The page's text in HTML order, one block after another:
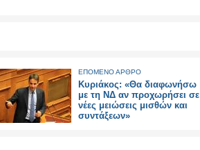
ΕΠΟΜΕΝΟ ΑΡΘΡΟ
Κυριάκος: «Θα διαφωνήσω
με τη ΝΔ αν προχωρήσει σε
νέες μειώσεις μισθών και
συντάξεων»